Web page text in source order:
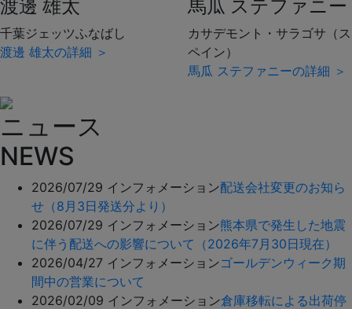
渡邊 雄太
千葉ジェッツふなばし
渡邊 雄太の詳細 ＞
馬瓜 ステファニー
カサデモント・サラゴサ（ス
ペイン）
馬瓜 ステファニーの詳細 ＞
ニュース
NEWS
2026/07/29 インフォメーション配送会社変更のお知ら
せ（8月3日発送分より）
2026/07/29 インフォメーション熊本県で発生した地震
に伴う配送への影響について（2026年7月30日現在）
2026/04/27 インフォメーションゴールデンウィーク期
間中の営業について
2026/02/09 インフォメーション倉庫移転による出荷停